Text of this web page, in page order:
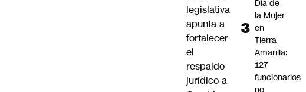
legislativa
apunta a
fortalecer
el
respaldo
jurídico a
Día de
la Mujer
en
Tierra
Amarilla:
127
funcionarios